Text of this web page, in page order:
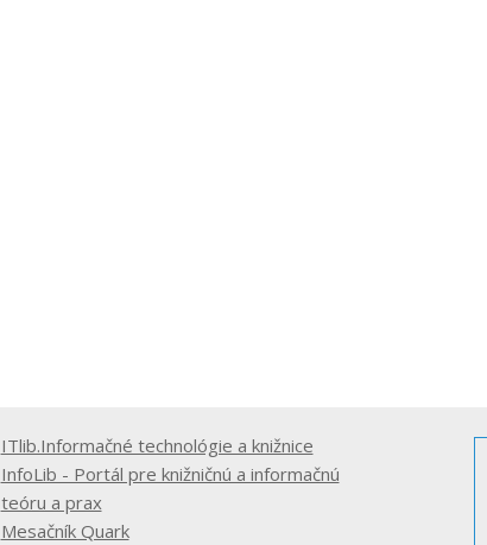
ITlib.Informačné technológie a knižnice
InfoLib - Portál pre knižničnú a informačnú
teóru a prax
Mesačník Quark